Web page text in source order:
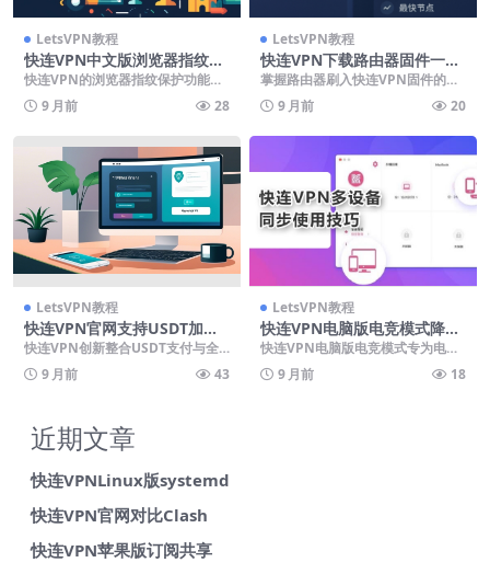
LetsVPN教程
快连VPN中文版浏览器指纹保
护
快连VPN的浏览器指纹保护功能有
效防止网站通过设备硬件、软件配
置和浏览习惯进行隐...
9 月前 28
LetsVPN教程
快连VPN下载路由器固件一键
刷入
掌握路由器刷入快连VPN固件的完
整指南，实现全家设备自动翻墙与
全流量加密。本教程...
9 月前 20
LetsVPN教程
快连VPN官网支持USDT加密
支付
快连VPN创新整合USDT支付与全
球网络加速技术，为用户提供匿名
安全的跨境连接方...
9 月前 43
LetsVPN教程
快连VPN电脑版电竞模式降低
Ping
快连VPN电脑版电竞模式专为电竞
玩家打造，通过智能路由选择、专
属服务器加速及流量...
9 月前 18
近期文章
快连VPNLinux版systemd
快连VPN官网对比Clash
快连VPN苹果版订阅共享